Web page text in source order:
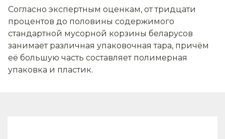
Согласно экспертным оценкам, от тридцати
процентов до половины содержимого
стандартной мусорной корзины беларусов
занимает различная упаковочная тара, причём
её большую часть составляет полимерная
упаковка и пластик.